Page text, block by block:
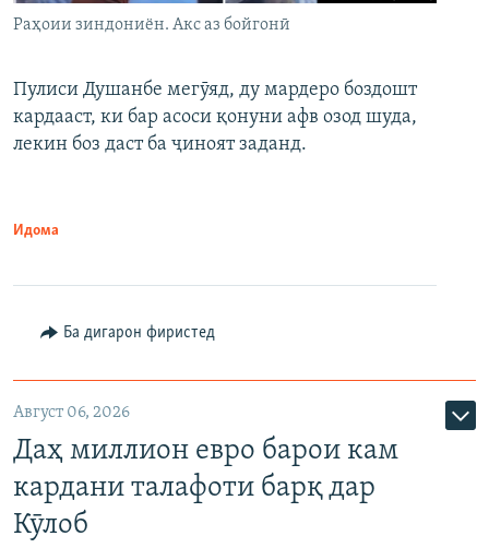
Раҳоии зиндониён. Акс аз бойгонӣ
Пулиси Душанбе мегӯяд, ду мардеро боздошт
кардааст, ки бар асоси қонуни афв озод шуда,
лекин боз даст ба ҷиноят заданд.
Идома
Ба дигарон фиристед
Август 06, 2026
Даҳ миллион евро барои кам
кардани талафоти барқ дар
Кӯлоб